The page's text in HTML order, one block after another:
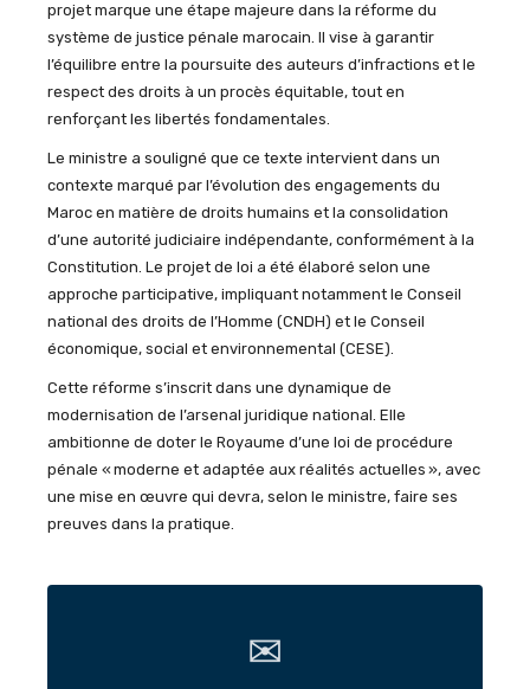
projet marque une étape majeure dans la réforme du
système de justice pénale marocain. Il vise à garantir
l’équilibre entre la poursuite des auteurs d’infractions et le
respect des droits à un procès équitable, tout en
renforçant les libertés fondamentales.
Le ministre a souligné que ce texte intervient dans un
contexte marqué par l’évolution des engagements du
Maroc en matière de droits humains et la consolidation
d’une autorité judiciaire indépendante, conformément à la
Constitution. Le projet de loi a été élaboré selon une
approche participative, impliquant notamment le Conseil
national des droits de l’Homme (CNDH) et le Conseil
économique, social et environnemental (CESE).
Cette réforme s’inscrit dans une dynamique de
modernisation de l’arsenal juridique national. Elle
ambitionne de doter le Royaume d’une loi de procédure
pénale « moderne et adaptée aux réalités actuelles », avec
une mise en œuvre qui devra, selon le ministre, faire ses
preuves dans la pratique.
✉